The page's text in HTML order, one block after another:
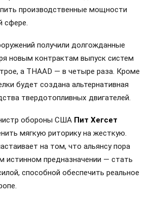
производственные мощности
сфере.
получили долгожданные
новым контрактам выпуск систем
а THAAD — в четыре раза. Кроме
будет создана альтернативная
твердотопливных двигателей.
обороны США Пит Хегсет
мягкую риторику на жесткую.
на том, что альянсу пора
истинном предназначении — стать
способной обеспечить реальное